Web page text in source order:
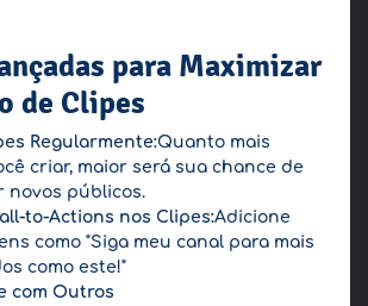
para Maximizar
de Clipes
Regularmente:Quanto mais
criar, maior será sua chance de
novos públicos.
to-Actions nos Clipes:Adicione
como "Siga meu canal para mais
como este!"
com Outros